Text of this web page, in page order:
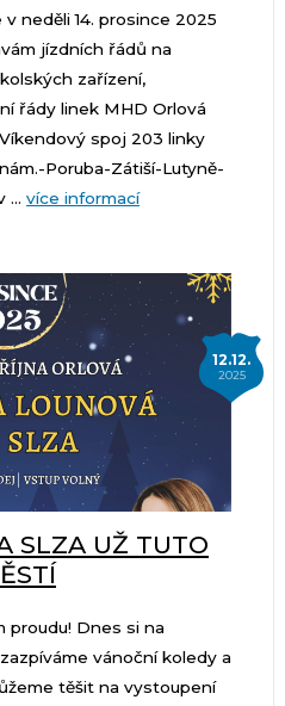
neděli 14. prosince 2025
jízdních řádů na
zařízení,
řády linek MHD Orlová
spoj 203 linky
Poruba-Zátiší-Lutyně-
... více informací
12.12.
2025
SLZA UŽ TUTO
proudu! Dnes si na
vánoční koledy a
těšit na vystoupení